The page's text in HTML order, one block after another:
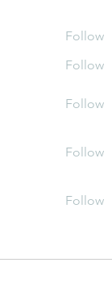
Follow
Follow
Follow
Follow
Follow